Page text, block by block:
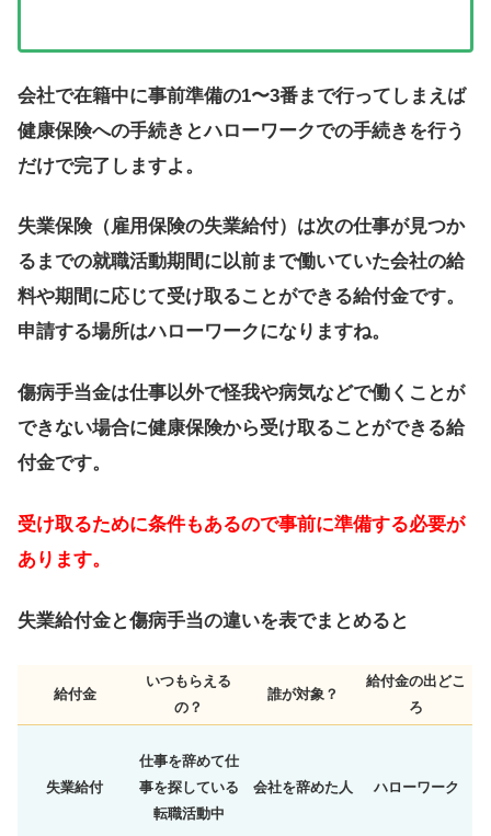
会社で在籍中に事前準備の1〜3番まで行ってしまえば
健康保険への手続きとハローワークでの手続きを行う
だけで完了しますよ。
失業保険（雇用保険の失業給付）は次の仕事が見つか
るまでの就職活動期間に以前まで働いていた会社の給
料や期間に応じて受け取ることができる給付金です。
申請する場所はハローワークになりますね。
傷病手当金は仕事以外で怪我や病気などで働くことが
できない場合に健康保険から受け取ることができる給
付金です。
受け取るために条件もあるので事前に準備する必要が
あります。
失業給付金と傷病手当の違いを表でまとめると
給付金
いつもらえる
の？
誰が対象？
給付金の出どこ
ろ
失業給付
仕事を辞めて仕
事を探している
転職活動中
会社を辞めた人 ハローワーク